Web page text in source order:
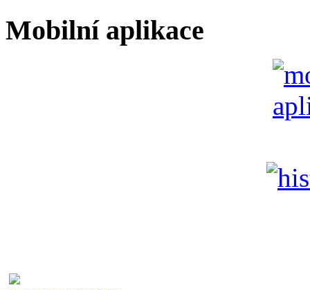
Mobilní aplikace